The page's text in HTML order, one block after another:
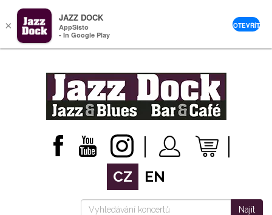
CZ EN
Najít
×
JAZZ DOCK
AppSisto
- In Google Play
OTEVŘÍT